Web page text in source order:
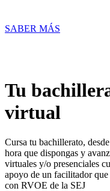
SABER MÁS
Tu
virtual
Cursa tu bachillerato,
hora que dispongas y
virtuales y/o presenciales
apoyo de un facilitador
con RVOE de la SEJ